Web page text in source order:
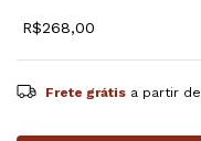
R$268,00
Frete grátis a partir de